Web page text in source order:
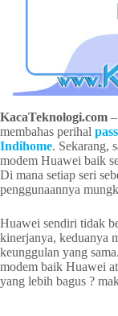
KacaTeknologi.com
membahas perihal
Indihome. Sekarang,
modem Huawei baik
Di mana setiap seri
penggunaannya
Huawei sendiri tidak
kinerjanya, keduanya
keunggulan yang
modem baik Huawei
yang lebih bagus ?